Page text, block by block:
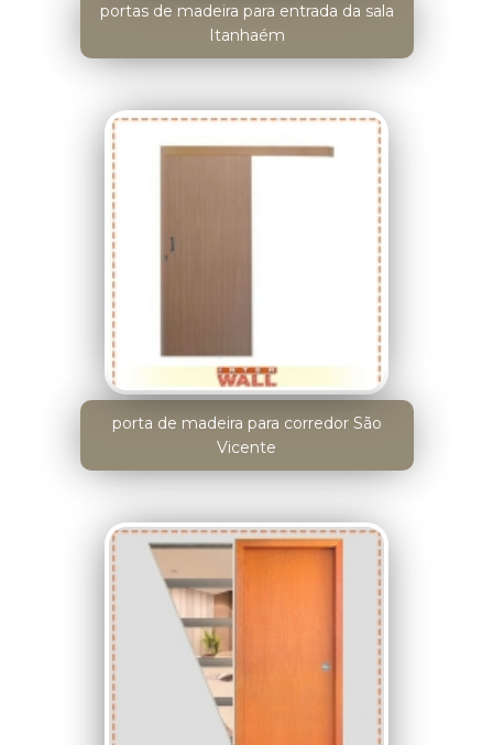
portas de madeira para entrada da sala
Itanhaém
porta de madeira para corredor São
Vicente